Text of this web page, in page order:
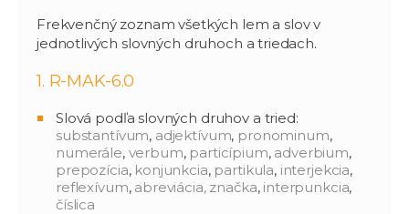
Frekvenčný zoznam všetkých lem a slov v
jednotlivých slovných druhoch a triedach.
1. R-MAK-6.0
Slová podľa slovných druhov a tried:
substantívum, adjektívum, pronominum,
numerále, verbum, particípium, adverbium,
prepozícia, konjunkcia, partikula, interjekcia,
reflexívum, abreviácia, značka, interpunkcia,
číslica